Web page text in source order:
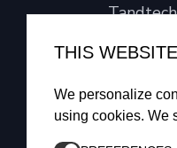
THIS
We personalize
using cookies. We